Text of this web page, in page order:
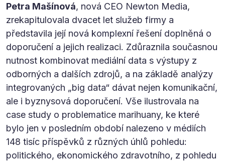
Petra Mašínová, nová CEO Newton Media,
zrekapitulovala dvacet let služeb firmy a
představila její nová komplexní řešení doplněná o
doporučení a jejich realizaci. Zdůraznila současnou
nutnost kombinovat mediální data s výstupy z
odborných a dalších zdrojů, a na základě analýzy
integrovaných „big data“ dávat nejen komunikační,
ale i byznysová doporučení. Vše ilustrovala na
case study o problematice marihuany, ke které
bylo jen v posledním období nalezeno v médiích
148 tisíc příspěvků z různých úhlů pohledu:
politického, ekonomického zdravotního, z pohledu